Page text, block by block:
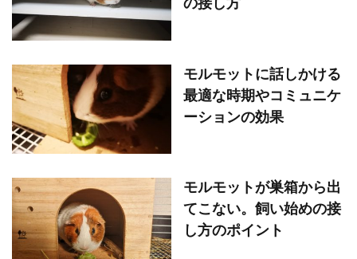
の接し方
モルモットに話しかける
最適な時期やコミュニケ
ーションの効果
モルモットが巣箱から出
てこない。飼い始めの接
し方のポイント